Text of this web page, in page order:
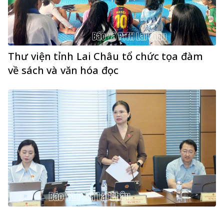
Thư viện tỉnh Lai Châu tổ chức tọa đàm
về sách và văn hóa đọc